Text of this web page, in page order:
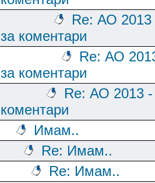
Re: АО
за коментари
Re: АО
за коментари
Re: АО 2013
коментари
Имам..
Re: Имам..
Re: Имам..